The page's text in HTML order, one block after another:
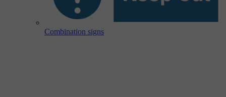
Combination signs